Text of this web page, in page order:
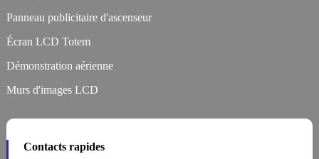
Panneau publicitaire d'ascenseur
Écran LCD Totem
Démonstration aérienne
Murs d'images LCD
Contacts rapides